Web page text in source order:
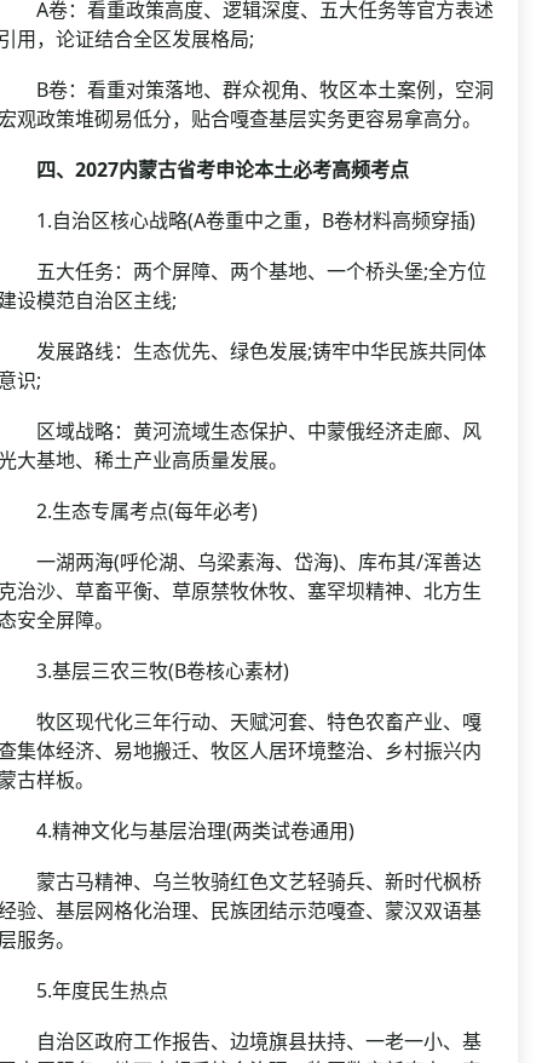
卷：看重政策高度、逻辑深度、五大任务等官方表述
用，论证结合全区发展格局;
卷：看重对策落地、群众视角、牧区本土案例，空洞
观政策堆砌易低分，贴合嘎查基层实务更容易拿高分。
、2027内蒙古省考申论本土必考高频考点
自治区核心战略(A卷重中之重，B卷材料高频穿插)
大任务：两个屏障、两个基地、一个桥头堡;全方位
设模范自治区主线;
展路线：生态优先、绿色发展;铸牢中华民族共同体
识;
域战略：黄河流域生态保护、中蒙俄经济走廊、风
大基地、稀土产业高质量发展。
生态专属考点(每年必考)
湖两海(呼伦湖、乌梁素海、岱海)、库布其/浑善达
治沙、草畜平衡、草原禁牧休牧、塞罕坝精神、北方生
安全屏障。
基层三农三牧(B卷核心素材)
区现代化三年行动、天赋河套、特色农畜产业、嘎
集体经济、易地搬迁、牧区人居环境整治、乡村振兴内
古样板。
精神文化与基层治理(两类试卷通用)
古马精神、乌兰牧骑红色文艺轻骑兵、新时代枫桥
验、基层网格化治理、民族团结示范嘎查、蒙汉双语基
服务。
年度民生热点
治区政府工作报告、边境旗县扶持、一老一小、基